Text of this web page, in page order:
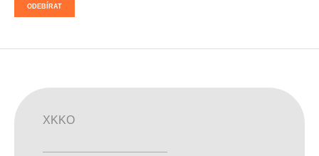
ODEBÍRAT
XKKO